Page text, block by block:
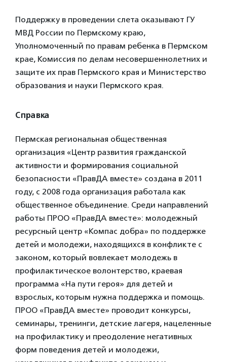
Поддержку в проведении слета оказывают ГУ
МВД России по Пермскому краю,
Уполномоченный по правам ребенка в Пермском
крае, Комиссия по делам несовершеннолетних и
защите их прав Пермского края и Министерство
образования и науки Пермского края.
Справка
Пермская региональная общественная
организация «Центр развития гражданской
активности и формирования социальной
безопасности «ПравДА вместе» создана в 2011
году, с 2008 года организация работала как
общественное объединение. Среди направлений
работы ПРОО «ПравДА вместе»: молодежный
ресурсный центр «Компас добра» по поддержке
детей и молодежи, находящихся в конфликте с
законом, который вовлекает молодежь в
профилактическое волонтерство, краевая
программа «На пути героя» для детей и
взрослых, которым нужна поддержка и помощь.
ПРОО «ПравДА вместе» проводит конкурсы,
семинары, тренинги, детские лагеря, нацеленные
на профилактику и преодоление негативных
форм поведения детей и молодежи,